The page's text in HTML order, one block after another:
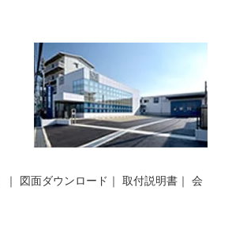
｜ 図面ダウンロード ｜ 取付説明書 ｜ 会